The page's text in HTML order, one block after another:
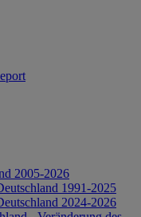
2005-2026
1991-2025
2024-2026